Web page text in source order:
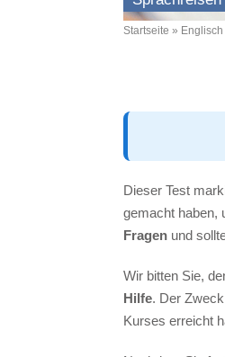
Startseite
Dieser Test
gemacht haben,
Fragen und
Wir bitten Sie,
Hilfe. Der
Kurses erreicht